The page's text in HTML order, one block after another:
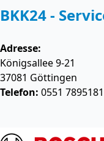
BKK24 -
Adresse:
Königsallee 9-21
37081 Göttingen
Telefon: 0551